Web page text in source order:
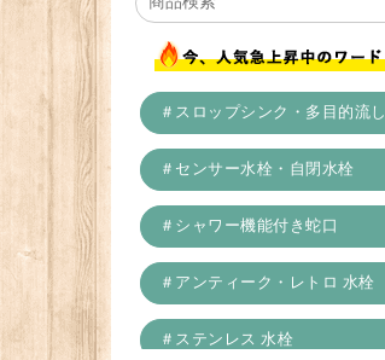
＃スロップシンク・多目的流し
＃センサー水栓・自閉水栓
＃シャワー機能付き蛇口
＃アンティーク・レトロ 水栓
＃ステンレス 水栓